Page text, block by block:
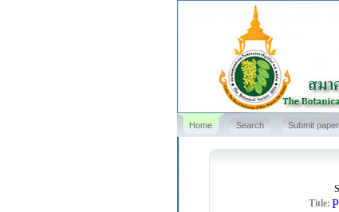
Home Search Submit paper
Title: